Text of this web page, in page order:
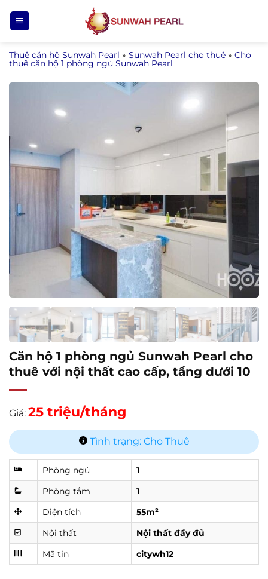
qua
nội
dung
Thuê căn hộ Sunwah Pearl » Sunwah Pearl cho thuê » Cho
thuê căn hộ 1 phòng ngủ Sunwah Pearl
Căn hộ 1 phòng ngủ Sunwah Pearl cho
thuê với nội thất cao cấp, tầng dưới 10
Giá: 25 triệu/tháng
Tình trạng: Cho Thuê
Phòng ngủ
1
Phòng tắm
1
Diện tích
55m²
Nội thất
Nội thất đầy đủ
Mã tin
citywh12